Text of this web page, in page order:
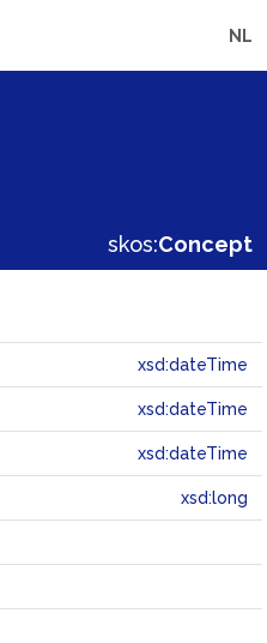
NL
skos:Concept
xsd:dateTime
xsd:dateTime
xsd:dateTime
xsd:long